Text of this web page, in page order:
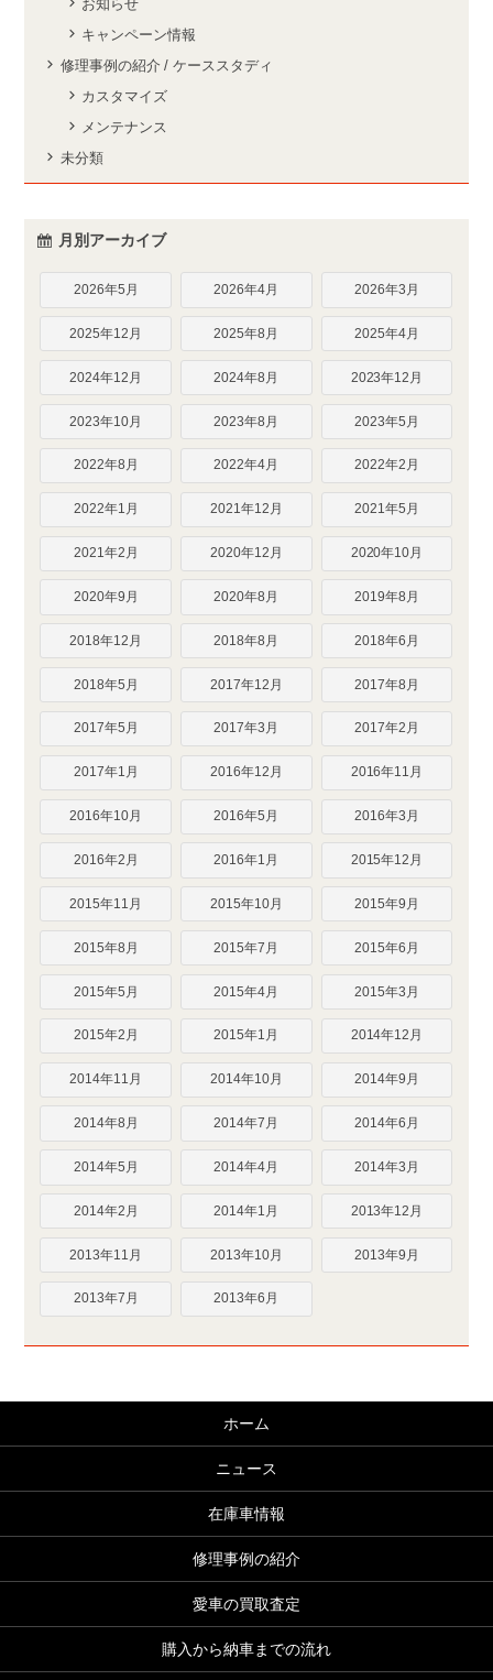
お知らせ
キャンペーン情報
修理事例の紹介 / ケーススタディ
カスタマイズ
メンテナンス
未分類
月別アーカイブ
2026年5月 2026年4月 2026年3月
2025年12月 2025年8月 2025年4月
2024年12月 2024年8月 2023年12月
2023年10月 2023年8月 2023年5月
2022年8月 2022年4月 2022年2月
2022年1月 2021年12月 2021年5月
2021年2月 2020年12月 2020年10月
2020年9月 2020年8月 2019年8月
2018年12月 2018年8月 2018年6月
2018年5月 2017年12月 2017年8月
2017年5月 2017年3月 2017年2月
2017年1月 2016年12月 2016年11月
2016年10月 2016年5月 2016年3月
2016年2月 2016年1月 2015年12月
2015年11月 2015年10月 2015年9月
2015年8月 2015年7月 2015年6月
2015年5月 2015年4月 2015年3月
2015年2月 2015年1月 2014年12月
2014年11月 2014年10月 2014年9月
2014年8月 2014年7月 2014年6月
2014年5月 2014年4月 2014年3月
2014年2月 2014年1月 2013年12月
2013年11月 2013年10月 2013年9月
2013年7月 2013年6月
ホーム
ニュース
在庫車情報
修理事例の紹介
愛車の買取査定
購入から納車までの流れ